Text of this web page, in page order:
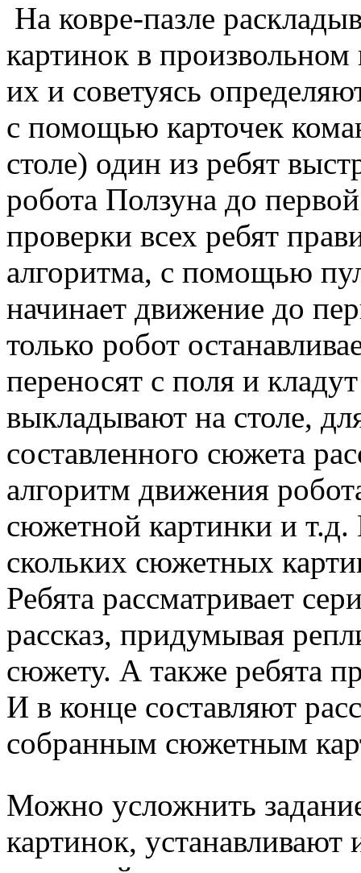
На ковре-пазле
картинок в произвольном
их и советуясь
с помощью карточек
столе) один из ребят
робота Ползуна до
проверки всех ребят
алгоритма, с помощью
начинает движение до
только робот
переносят с поля и
выкладывают на столе,
составленного сюжета
алгоритм движения
сюжетной картинки и т.д.
скольких сюжетных
Ребята рассматривает
рассказ, придумывая
сюжету. А также ребята
И в конце составляют
собранным сюжетным
Можно усложнить
картинок, устанавливают